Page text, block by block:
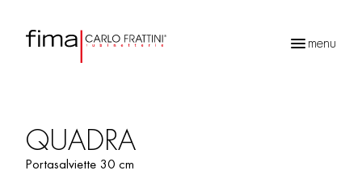
menu
QUADRA
Portasalviette 30 cm